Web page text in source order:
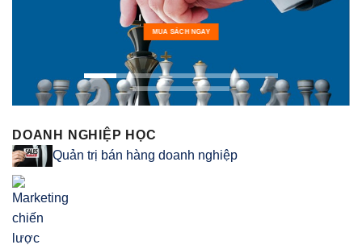
MUA SÁCH NGAY
DOANH NGHIỆP HỌC
Quản trị bán hàng doanh nghiệp